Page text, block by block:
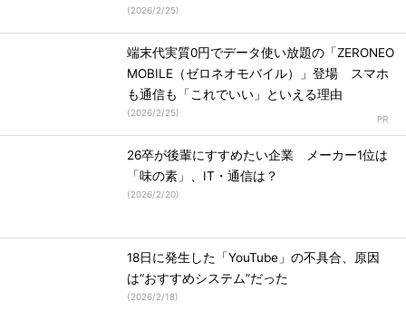
(2026/2/25)
端末代実質0円でデータ使い放題の「ZERONEO
MOBILE（ゼロネオモバイル）」登場 スマホ
も通信も「これでいい」といえる理由
(2026/2/25)
26卒が後輩にすすめたい企業 メーカー1位は
「味の素」、IT・通信は？
(2026/2/20)
18日に発生した「YouTube」の不具合、原因
は“おすすめシステム”だった
(2026/2/18)